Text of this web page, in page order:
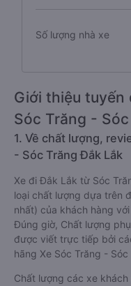
Số lượng nhà xe
Giới thiệu
Sóc Trăng -
1. Về chất lượng,
- Sóc Trăng Đắk Lắk
Xe đi Đắk Lắk từ Sóc
loại chất lượng dựa trên
nhất) của khách hàng
Đúng giờ, Chất lượng
được viết trực tiếp bởi
hãng Xe Sóc Trăng -
Chất lượng các xe